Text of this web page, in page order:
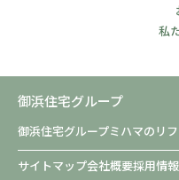
私
御浜住宅グループ
御浜住宅グループミハマのリ
サイトマップ会社概要採用情報